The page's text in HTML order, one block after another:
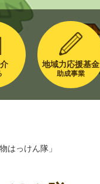
地域力応援基金
助成事業
はっけん隊」